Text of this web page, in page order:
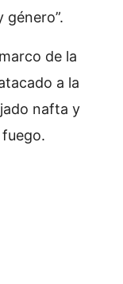
de la
a la
nafta y